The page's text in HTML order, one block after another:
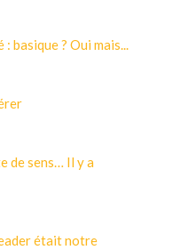
basique ? Oui mais...
de sens… Il y a
était notre